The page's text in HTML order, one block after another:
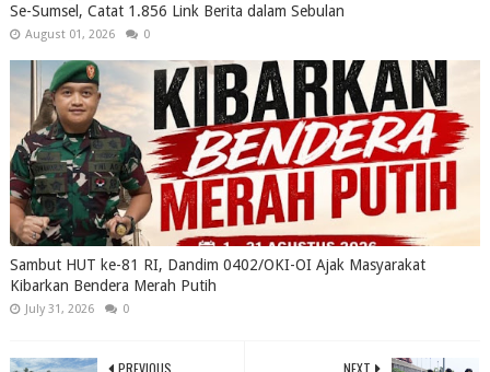
Se-Sumsel, Catat 1.856 Link Berita dalam Sebulan
August 01, 2026 0
Sambut HUT ke-81 RI, Dandim 0402/OKI-OI Ajak Masyarakat
Kibarkan Bendera Merah Putih
July 31, 2026 0
NEXT
PREVIOUS